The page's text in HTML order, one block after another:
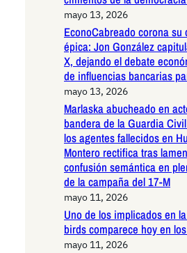
mayo 13, 2026
EconoCabreado corona su
épica: Jon González
X, dejando el debate
de influencias bancarias
mayo 13, 2026
Marlaska abucheado en
bandera de la Guardia
los agentes fallecidos en
Montero rectifica tras
confusión semántica en
de la campaña del 17-M
mayo 11, 2026
Uno de los implicados en
birds comparece hoy en
mayo 11, 2026